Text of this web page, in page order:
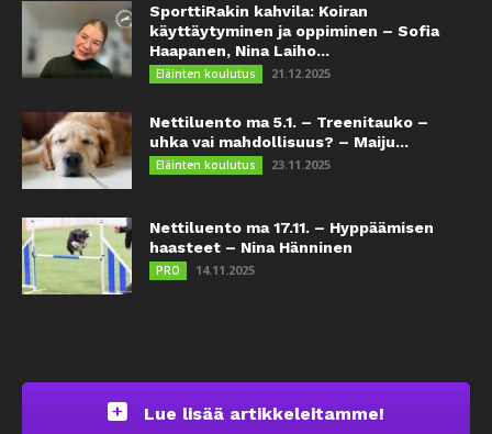
SporttiRakin kahvila: Koiran
käyttäytyminen ja oppiminen – Sofia
Haapanen, Nina Laiho...
Eläinten koulutus 21.12.2025
Nettiluento ma 5.1. – Treenitauko –
uhka vai mahdollisuus? – Maiju...
Eläinten koulutus 23.11.2025
Nettiluento ma 17.11. – Hyppäämisen
haasteet – Nina Hänninen
PRO 14.11.2025
Lue lisää artikkeleitamme!